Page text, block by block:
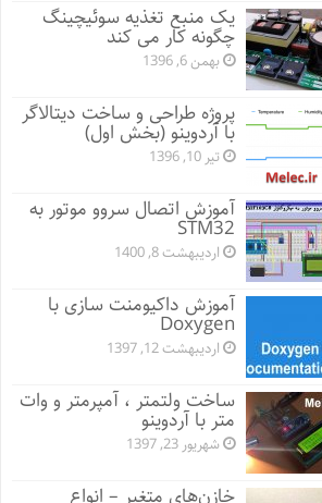
یک منبع تغذیه سوئیچینگ
چگونه کار می کند
بهمن 6, 1396
پروژه طراحی و ساخت دیتالاگر
با آردوینو (بخش اول)
تیر 10, 1396
آموزش اتصال سروو موتور به
STM32
اردیبهشت 8, 1400
آموزش داکیومنت سازی با
Doxygen
اردیبهشت 12, 1397
ساخت ولتمتر ، آمپرمتر و وات
متر با آردوینو
شهریور 23, 1397
خازن‌های متغیر – انواع